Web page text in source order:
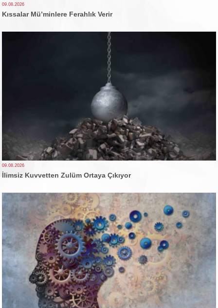
09.08.2026
Kıssalar Mü’minlere Ferahlık Verir
09.08.2026
İlimsiz Kuvvetten Zulüm Ortaya Çıkıyor